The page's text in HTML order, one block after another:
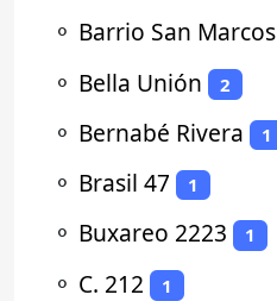
⚬ Barrio San Marcos
⚬ Bella Unión 2
⚬ Bernabé Rivera 1
⚬ Brasil 47 1
⚬ Buxareo 2223 1
⚬ C. 212 1